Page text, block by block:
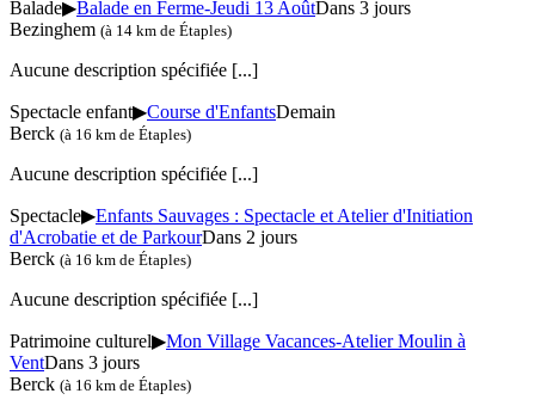
Balade▶Balade en Ferme-Jeudi 13 AoûtDans 3 jours
Bezinghem (à 14 km de Étaples)
Aucune description spécifiée [...]
Spectacle enfant▶Course d'EnfantsDemain
Berck (à 16 km de Étaples)
Aucune description spécifiée [...]
Spectacle▶Enfants Sauvages : Spectacle et Atelier d'Initiation
d'Acrobatie et de ParkourDans 2 jours
Berck (à 16 km de Étaples)
Aucune description spécifiée [...]
Patrimoine culturel▶Mon Village Vacances-Atelier Moulin à
VentDans 3 jours
Berck (à 16 km de Étaples)